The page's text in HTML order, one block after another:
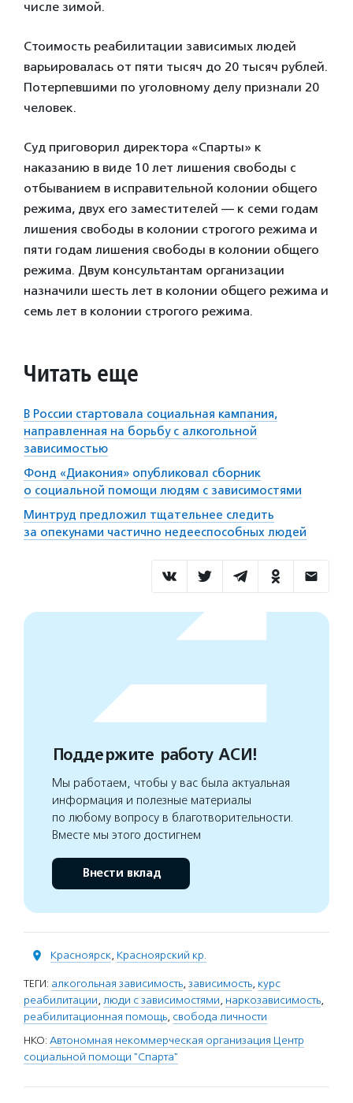
числе зимой.
Стоимость реабилитации зависимых людей
варьировалась от пяти тысяч до 20 тысяч рублей.
Потерпевшими по уголовному делу признали 20
человек.
Суд приговорил директора «Спарты» к
наказанию в виде 10 лет лишения свободы с
отбыванием в исправительной колонии общего
режима, двух его заместителей — к семи годам
лишения свободы в колонии строгого режима и
пяти годам лишения свободы в колонии общего
режима. Двум консультантам организации
назначили шесть лет в колонии общего режима и
семь лет в колонии строгого режима.
Читать еще
В России стартовала социальная кампания,
направленная на борьбу с алкогольной
зависимостью
Фонд «Диакония» опубликовал сборник
о социальной помощи людям с зависимостями
Минтруд предложил тщательнее следить
за опекунами частично недееспособных людей
Поддержите работу АСИ!
Мы работаем, чтобы у вас была актуальная
информация и полезные материалы
по любому вопросу в благотворительности.
Вместе мы этого достигнем
Внести вклад
Красноярск, Красноярский кр.
ТЕГИ: алкогольная зависимость, зависимость, курс
реабилитации, люди с зависимостями, наркозависимость,
реабилитационная помощь, свобода личности
НКО: Автономная некоммерческая организация Центр
социальной помощи "Спарта"